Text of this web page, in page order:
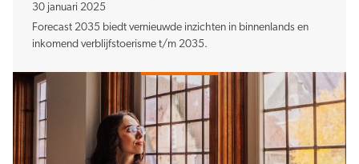
Kennis en data
30 januari 2025
Forecast 2035 biedt vernieuwde inzichten in binnenlands en
inkomend verblijfstoerisme t/m 2035.